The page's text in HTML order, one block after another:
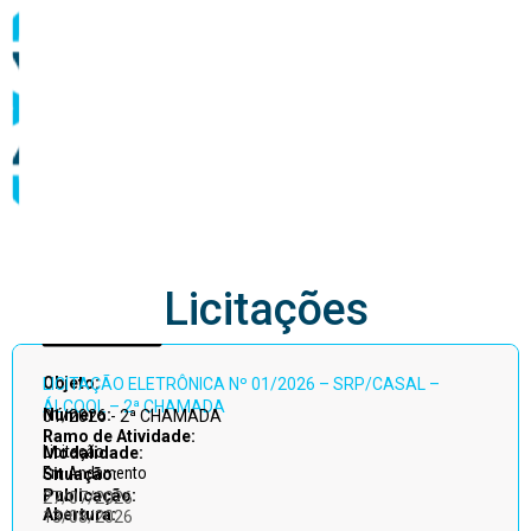
Acessar
todos
Licitações
Objeto:
LICITAÇÃO ELETRÔNICA Nº 01/2026 – SRP/CASAL –
ÁLCOOL – 2ª CHAMADA
Número:
01/2026 - 2ª CHAMADA
Ramo de Atividade:
Modalidade:
Licitação
Situação:
Em Andamento
Publicação:
27/07/2026
Abertura:
13/08/2026